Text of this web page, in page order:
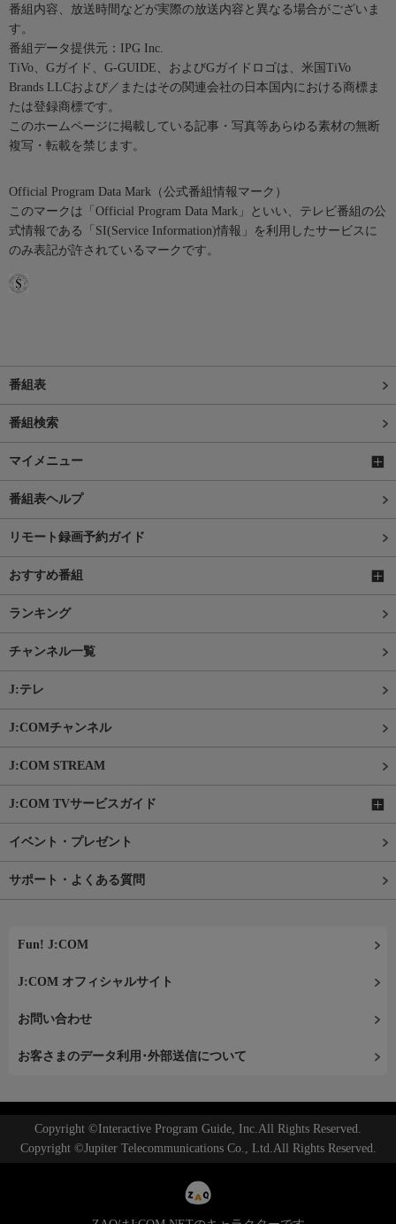
番組内容、放送時間などが実際の放送内容と異なる場合がございま
す。
番組データ提供元：IPG Inc.
TiVo、Gガイド、G-GUIDE、およびGガイドロゴは、米国TiVo
Brands LLCおよび／またはその関連会社の日本国内における商標ま
たは登録商標です。
このホームページに掲載している記事・写真等あらゆる素材の無断
複写・転載を禁じます。
Official Program Data Mark（公式番組情報マーク）
このマークは「Official Program Data Mark」といい、テレビ番組の公
式情報である「SI(Service Information)情報」を利用したサービスに
のみ表記が許されているマークです。
番組表
番組検索
マイメニュー
番組表ヘルプ
リモート録画予約ガイド
おすすめ番組
ランキング
チャンネル一覧
J:テレ
J:COMチャンネル
J:COM STREAM
J:COM TVサービスガイド
イベント・プレゼント
サポート・よくある質問
Fun! J:COM
J:COM オフィシャルサイト
お問い合わせ
お客さまのデータ利用･外部送信について
Copyright ©Interactive Program Guide, Inc.All Rights Reserved.
Copyright ©Jupiter Telecommunications Co., Ltd.All Rights Reserved.